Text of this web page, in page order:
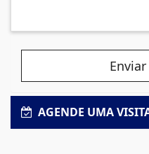
AGENDE UMA